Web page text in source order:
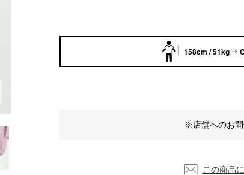
※店舗へのお問
158cm / 51kg
この商品